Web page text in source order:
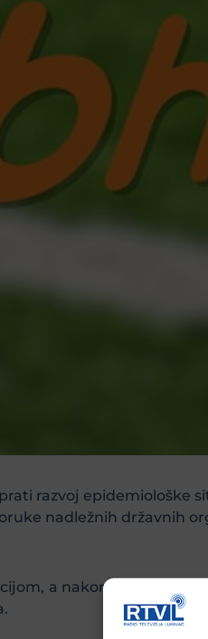
razvoj epidemiološke
nadležnih državnih
a nakon održane